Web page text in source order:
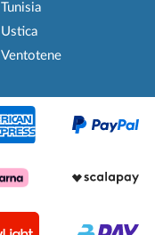
Tunisia
Ustica
Ventotene